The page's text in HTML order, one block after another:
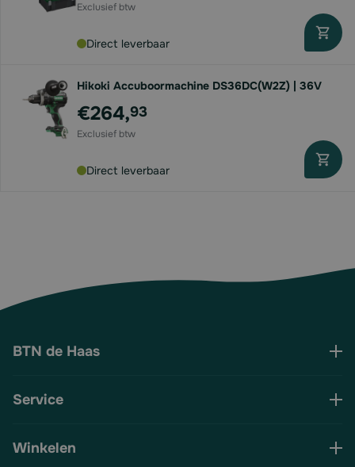
Direct leverbaar
Hikoki Accuboormachine DS36DC(W2Z) | 36V
€264,93
Direct leverbaar
BTN de Haas
Service
Winkelen